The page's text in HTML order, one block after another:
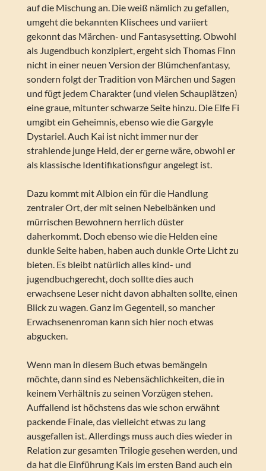
auf die Mischung an. Die weiß nämlich zu gefallen,
umgeht die bekannten Klischees und variiert
gekonnt das Märchen- und Fantasysetting. Obwohl
als Jugendbuch konzipiert, ergeht sich Thomas Finn
nicht in einer neuen Version der Blümchenfantasy,
sondern folgt der Tradition von Märchen und Sagen
und fügt jedem Charakter (und vielen Schauplätzen)
eine graue, mitunter schwarze Seite hinzu. Die Elfe Fi
umgibt ein Geheimnis, ebenso wie die Gargyle
Dystariel. Auch Kai ist nicht immer nur der
strahlende junge Held, der er gerne wäre, obwohl er
als klassische Identifikationsfigur angelegt ist.
Dazu kommt mit Albion ein für die Handlung
zentraler Ort, der mit seinen Nebelbänken und
mürrischen Bewohnern herrlich düster
daherkommt. Doch ebenso wie die Helden eine
dunkle Seite haben, haben auch dunkle Orte Licht zu
bieten. Es bleibt natürlich alles kind- und
jugendbuchgerecht, doch sollte dies auch
erwachsene Leser nicht davon abhalten sollte, einen
Blick zu wagen. Ganz im Gegenteil, so mancher
Erwachsenenroman kann sich hier noch etwas
abgucken.
Wenn man in diesem Buch etwas bemängeln
möchte, dann sind es Nebensächlichkeiten, die in
keinem Verhältnis zu seinen Vorzügen stehen.
Auffallend ist höchstens das wie schon erwähnt
packende Finale, das vielleicht etwas zu lang
ausgefallen ist. Allerdings muss auch dies wieder in
Relation zur gesamten Trilogie gesehen werden, und
da hat die Einführung Kais im ersten Band auch ein